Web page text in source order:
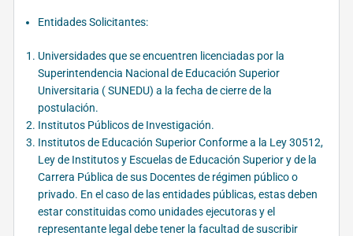
Entidades Solicitantes:
Universidades que se encuentren licenciadas por la
Superintendencia Nacional de Educación Superior
Universitaria ( SUNEDU) a la fecha de cierre de la
postulación.
Institutos Públicos de Investigación.
Institutos de Educación Superior Conforme a la Ley 30512,
Ley de Institutos y Escuelas de Educación Superior y de la
Carrera Pública de sus Docentes de régimen público o
privado. En el caso de las entidades públicas, estas deben
estar constituidas como unidades ejecutoras y el
representante legal debe tener la facultad de suscribir